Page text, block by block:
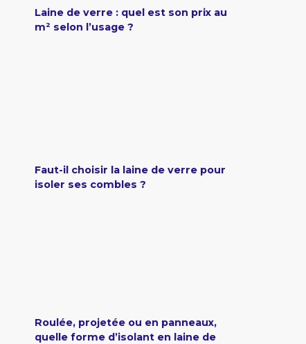
Laine de verre : quel est son prix au
m² selon l’usage ?
Faut-il choisir la laine de verre pour
isoler ses combles ?
Roulée, projetée ou en panneaux,
quelle forme d’isolant en laine de